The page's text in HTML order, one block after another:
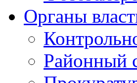
Органы
Районный